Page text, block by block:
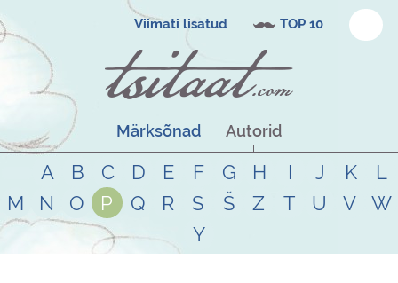
Viimati lisatud TOP 10
Märksõnad Autorid
A B C D E F G H I J K
L
M
N O P Q R S Š Z T U V
W
Y